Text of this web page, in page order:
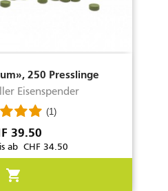
250 Presslinge
Eisenspender
(1)
39.50
ab CHF 34.50
shopping_cart